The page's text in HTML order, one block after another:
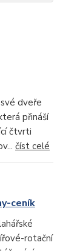
dveře
přináší
čtvrti
číst celé
ceník
rotační